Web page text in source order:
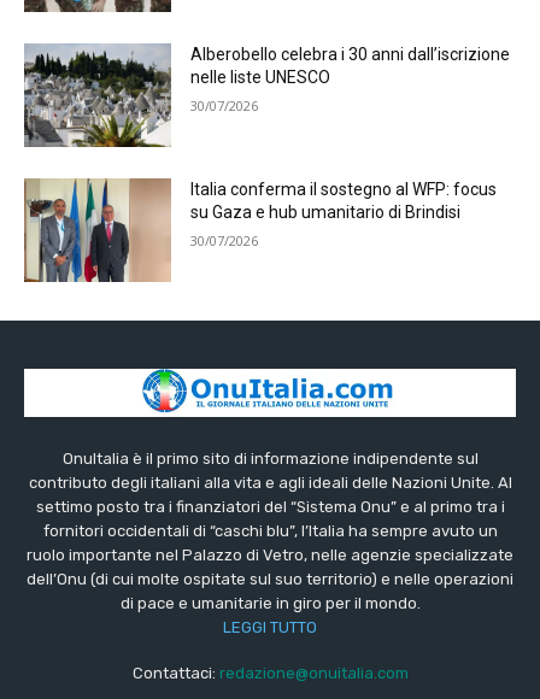
Alberobello celebra i 30 anni dall’iscrizione
nelle liste UNESCO
30/07/2026
Italia conferma il sostegno al WFP: focus
su Gaza e hub umanitario di Brindisi
30/07/2026
OnuItalia è il primo sito di informazione indipendente sul
contributo degli italiani alla vita e agli ideali delle Nazioni Unite. Al
settimo posto tra i finanziatori del “Sistema Onu” e al primo tra i
fornitori occidentali di “caschi blu”, l’Italia ha sempre avuto un
ruolo importante nel Palazzo di Vetro, nelle agenzie specializzate
dell’Onu (di cui molte ospitate sul suo territorio) e nelle operazioni
di pace e umanitarie in giro per il mondo.
LEGGI TUTTO
Contattaci: redazione@onuitalia.com